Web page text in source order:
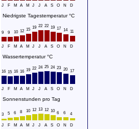
J F M A M J J A S O N D
Niedrigste Tagestemperatur °C
9 9 10 12 15 19 22 22 19 17 14 11
J F M A M J J A S O N D
Wassertemperatur °C
16 15 16 16 19 22 24 25 24 23 20 17
J F M A M J J A S O N D
Sonnenstunden pro Tag
3 5 6 8 10 12 13 12 10 6 6 4
J F M A M J J A S O N D